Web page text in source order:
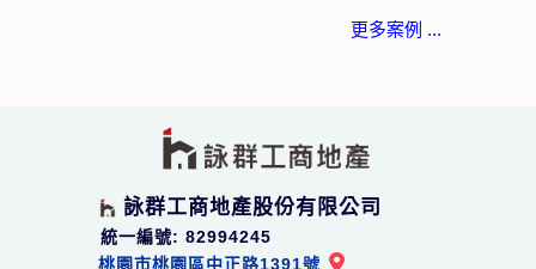
更多案例 ...
詠群工商地產股份有限公司
統一編號: 82994245
桃園市桃園區中正路1391號